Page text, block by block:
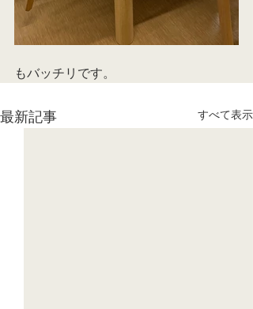
もバッチリです。
最新記事 すべて表示